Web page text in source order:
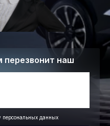
перезвонит наш
персональных данных